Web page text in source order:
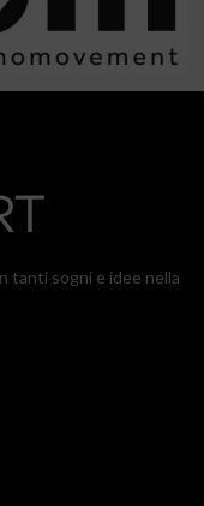
tanti sogni e idee nella